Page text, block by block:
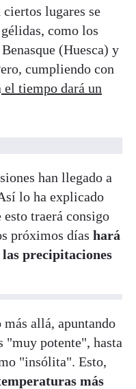
lugares se
como los
(Huesca) y
cumpliendo con
el tiempo dará un
han llegado a
lo ha explicado
esto traerá consigo
próximos días hará
las precipitaciones
allá, apuntando
"muy potente", hasta
"insólita". Esto,
más